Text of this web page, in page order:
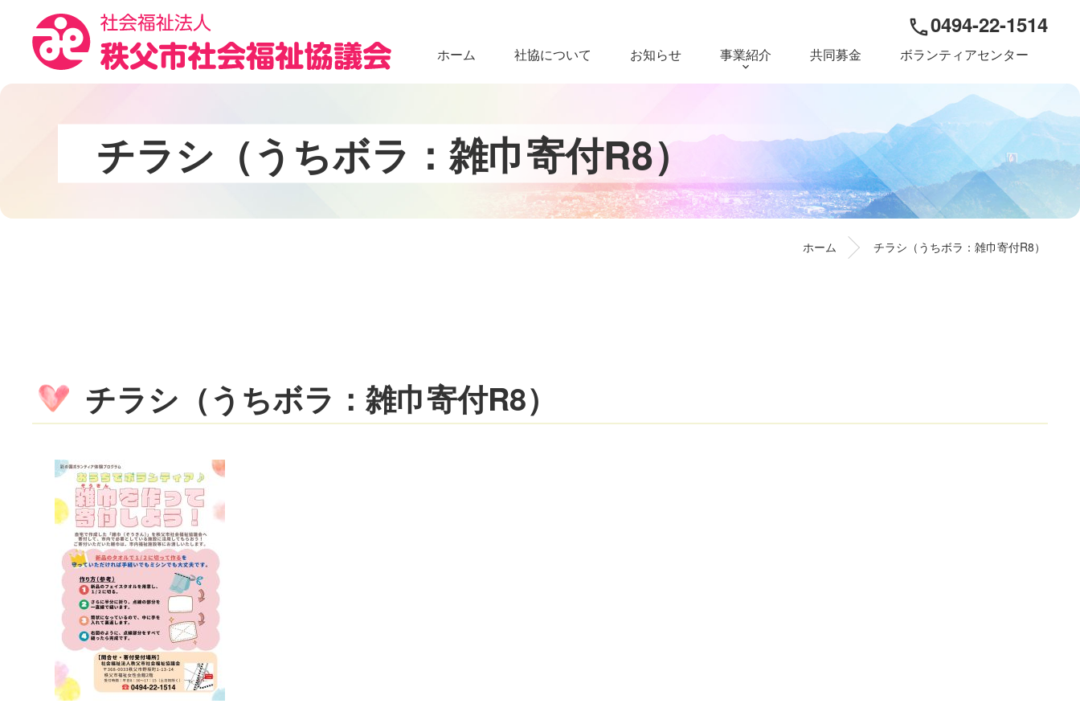
ツ
プ
phone0494-22-1514
ホーム 社協について お知らせ 事業紹介 共同募金 ボランティアセンター
チラシ （う ちボラ ： 雑巾寄付R8）
チラシ（うちボラ：雑巾寄付R8）
ホーム チラシ（うちボラ：雑巾寄付R8）